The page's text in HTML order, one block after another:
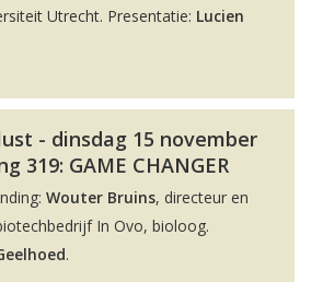
Utrecht. Presentatie: Lucien
- dinsdag 15 november
319: GAME CHANGER
Wouter Bruins, directeur en
In Ovo, bioloog.
.